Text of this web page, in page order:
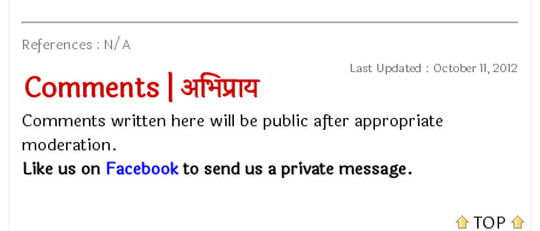
References : N/A
Last Updated : October 11, 2012
Comments | अभिप्राय
Comments written here will be public after appropriate
moderation.
Like us on Facebookto send us a private message.
TOP